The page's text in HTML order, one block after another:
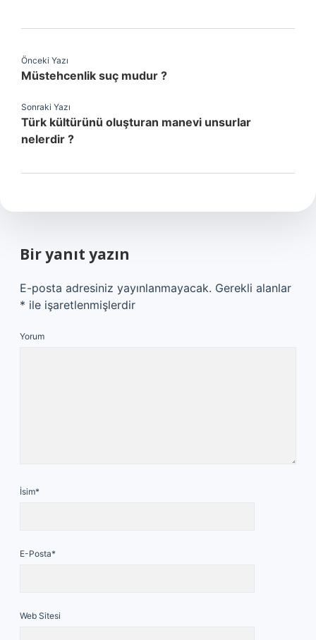
Önceki Yazı
Müstehcenlik suç mudur ?
Sonraki Yazı
Türk kültürünü oluşturan manevi unsurlar
nelerdir ?
Bir yanıt yazın
E-posta adresiniz yayınlanmayacak. Gerekli alanlar
* ile işaretlenmişlerdir
Yorum
İsim*
E-Posta*
Web Sitesi